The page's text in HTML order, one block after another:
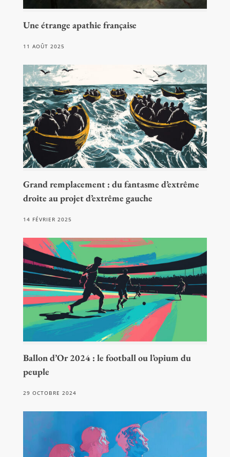
Une étrange apathie française
11 AOÛT 2025
Grand remplacement : du fantasme d’extrême
droite au projet d’extrême gauche
14 FÉVRIER 2025
Ballon d’Or 2024 : le football ou l’opium du
peuple
29 OCTOBRE 2024